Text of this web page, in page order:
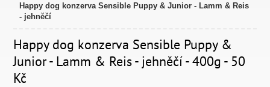
Happy dog konzerva Sensible Puppy & Junior - Lamm & Reis
- jehněčí
Happy dog konzerva Sensible Puppy &
Junior - Lamm & Reis - jehněčí - 400g - 50
Kč